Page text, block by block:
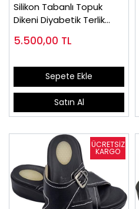
Silikon Tabanlı Topuk
Dikeni Diyabetik Terlik
5.500,00 TL
Sepete Ekle
Satın Al